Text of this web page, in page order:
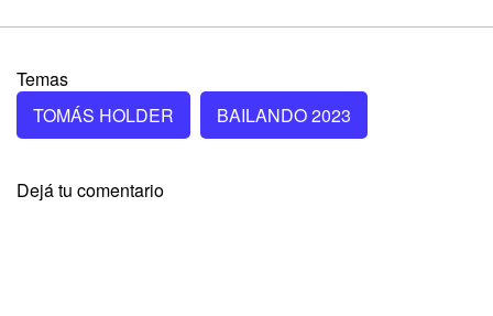
Temas
TOMÁS HOLDER
BAILANDO 2023
Dejá tu comentario